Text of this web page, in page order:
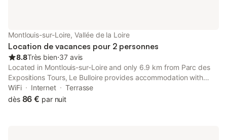
Montlouis-sur-Loire, Vallée de la Loire
Location de vacances pour 2 personnes
8.8Très bien⋅37 avis
Located in Montlouis-sur-Loire and only 6.9 km from Parc des
Expositions Tours, Le Bulloire provides accommodation with
inner courtyard views, free WiFi and free private parking. This
recently renovated holiday home is located 8.
WiFi Internet
Terrasse
dès 86 € par nuit